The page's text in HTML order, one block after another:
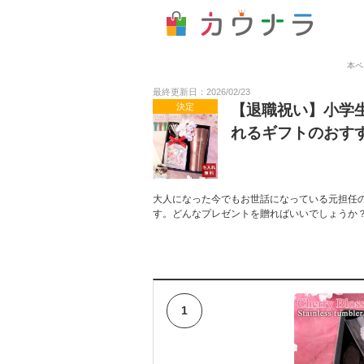
本
最終更新日：2026/02/23
決定
【退職祝い】小
れるギフトのおす
大人になった今でもお世話になっている元担
す。どんなプレゼントを贈ればいいでしょう
1